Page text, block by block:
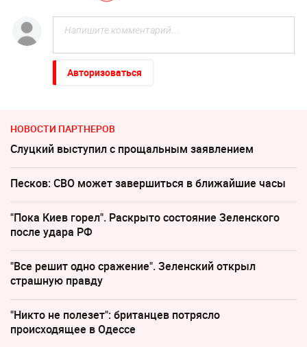
Авторизоваться
НОВОСТИ ПАРТНЕРОВ
Слуцкий выступил с прощальным заявлением
Песков: СВО может завершиться в ближайшие часы
"Пока Киев горел". Раскрыто состояние Зеленского
после удара РФ
"Все решит одно сражение". Зеленский открыл
страшную правду
"Никто не полезет": британцев потрясло
происходящее в Одессе